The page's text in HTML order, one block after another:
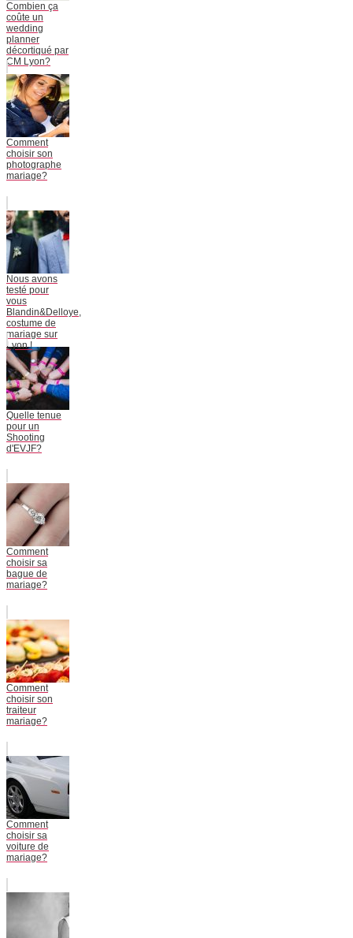
Combien ça
coûte un
wedding
planner
décortiqué par
CM Lyon?
Comment
choisir son
photographe
mariage?
Nous avons
testé pour
vous
Blandin&Delloye,
costume de
mariage sur
Lyon !
Quelle tenue
pour un
Shooting
d'EVJF?
Comment
choisir sa
bague de
mariage?
Comment
choisir son
traiteur
mariage?
Comment
choisir sa
voiture de
mariage?